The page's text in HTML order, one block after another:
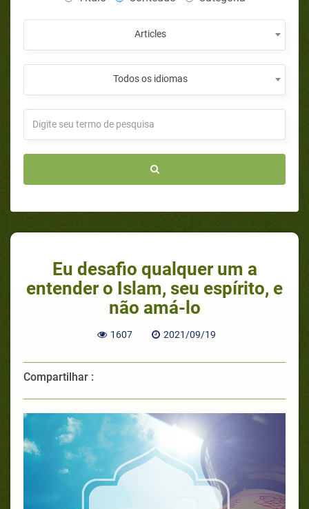
Articles
Todos os idiomas
Eu desafio qualquer um a
entender o Islam, seu espírito, e
não amá-lo
1607 2021/09/19
Compartilhar :